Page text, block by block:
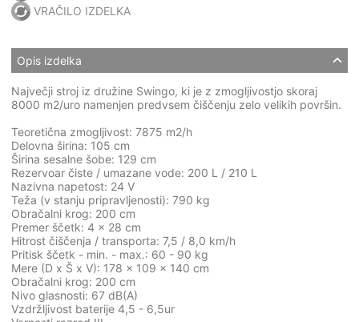
VRAČILO IZDELKA
Opis izdelka
Največji stroj iz družine Swingo, ki je z zmogljivostjo skoraj
8000 m2/uro namenjen predvsem čiščenju zelo velikih površin.
Teoretična zmogljivost: 7875 m2/h
Delovna širina: 105 cm
Širina sesalne šobe: 129 cm
Rezervoar čiste / umazane vode: 200 L / 210 L
Nazivna napetost: 24 V
Teža (v stanju pripravljenosti): 790 kg
Obračalni krog: 200 cm
Premer ščetk: 4 x 28 cm
Hitrost čiščenja / transporta: 7,5 / 8,0 km/h
Pritisk ščetk - min. - max.: 60 - 90 kg
Mere (D x Š x V): 178 x 109 x 140 cm
Obračalni krog: 200 cm
Nivo glasnosti: 67 dB(A)
Vzdržljivost baterije 4,5 - 6,5ur